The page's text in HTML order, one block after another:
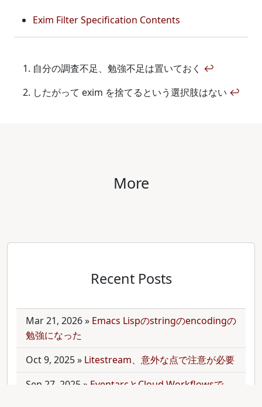
Exim Filter Specification Contents
自分の調査不足、勉強不足は置いておく ↩
したがって exim を捨てるという選択肢はない ↩
More
Recent Posts
Mar 21, 2026» Emacs Lispのstringのencodingの
勉強になった
Oct 9, 2025» Litestream、意外な点で注意が必要
Sep 27, 2025 » EventarcとCloud Workflowsで